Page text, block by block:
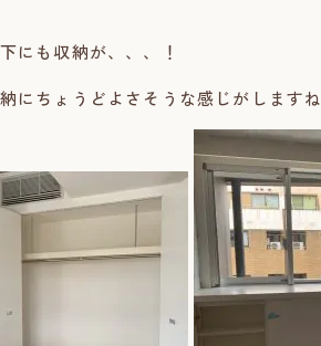
にも収納が、、、！
にちょうどよさそうな感じがしますね